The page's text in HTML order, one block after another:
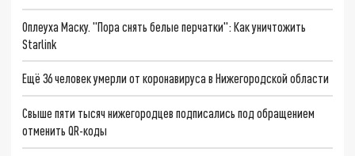
Оплеуха Маску. "Пора снять белые перчатки": Как уничтожить
Starlink
Ещё 36 человек умерли от коронавируса в Нижегородской области
Свыше пяти тысяч нижегородцев подписались под обращением
отменить QR-коды